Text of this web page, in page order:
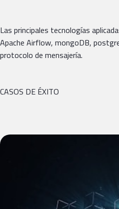
Las principales tecnologías
Apache Airflow, mongoDB,
protocolo de mensajería.
CASOS DE ÉXITO